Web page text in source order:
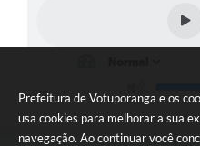
Prefeitura de Votuporanga e os
usa cookies para melhorar a sua
navegação. Ao continuar você